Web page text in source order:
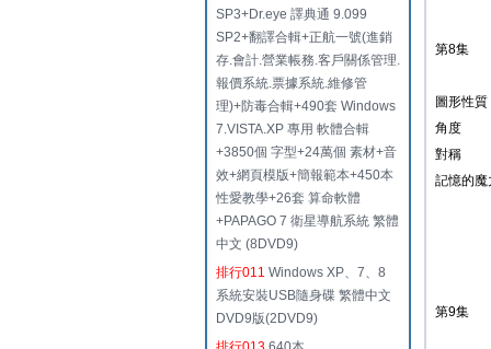
SP3+Dr.eye 譯典通 9.099
SP2+翻譯合輯+正航一號(進銷
存.會計.營業帳務.客戶關係管理.
報價系統.票據系統.維修管
理)+防毒合輯+490套 Windows
7.VISTA.XP 專用 軟體合輯
+3850個 字型+24萬個 素材+音
效+網頁模版+簡報範本+450本
性愛教學+26套 算命軟體
+PAPAGO 7 衛星導航系統 繁體
中文 (8DVD9)
排行011 Windows XP、7、8
系統安裝USB隨身碟 繁體中文
DVD9版(2DVD9)
第8集
圖形性質
角度
對稱
記憶的魔
第9集